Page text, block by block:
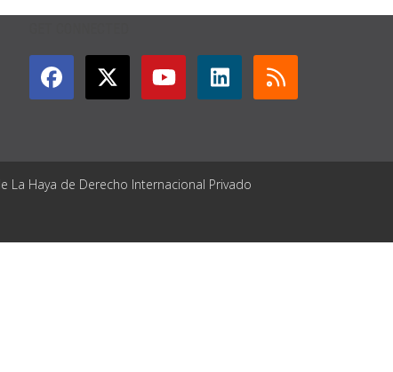
La Haya de Derecho Internacional Privado